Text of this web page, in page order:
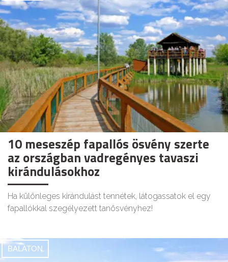
10 meseszép fapallós ösvény szerte
az országban vadregényes tavaszi
kirándulásokhoz
Ha különleges kirándulást tennétek, látogassatok el egy
fapallókkal szegélyezett tanösvényhez!
BALATON